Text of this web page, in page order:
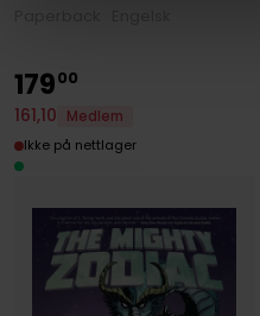
17900
161,10
Medlem
Ikke på nettlager